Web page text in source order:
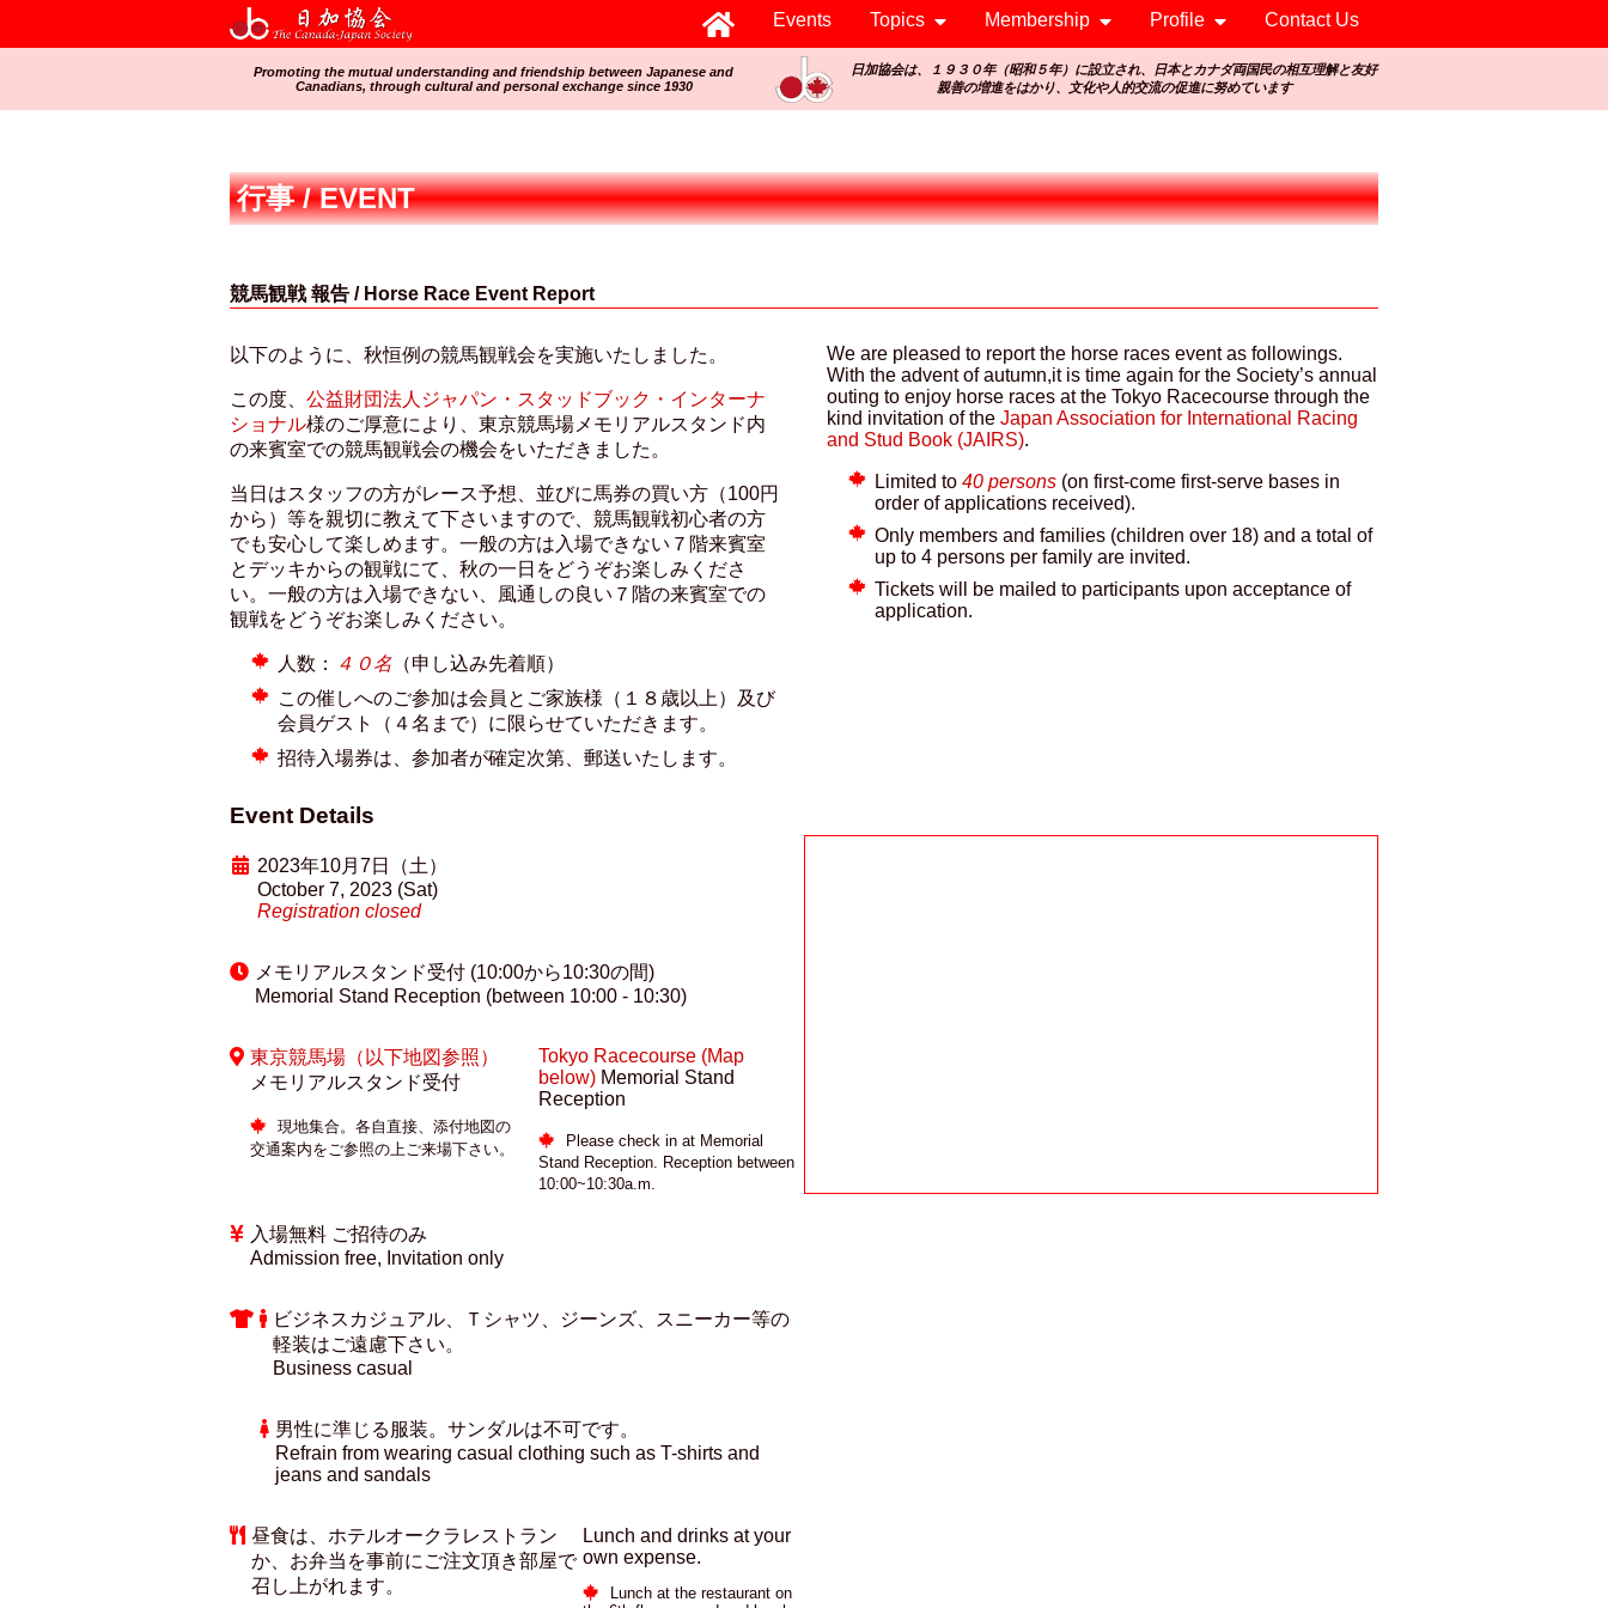
Events Topics Membership Profile Contact Us
Promoting the mutual understanding and friendship between Japanese and
Canadians, through cultural and personal exchange since 1930
日加協会は、１９３０年（昭和５年）に設立され、日本とカナダ両国民の相互理解と友好
親善の増進をはかり、文化や人的交流の促進に努めています
行事 / EVENT
競馬観戦 報告 / Horse Race Event Report
以下のように、秋恒例の競馬観戦会を実施いたしました。
この度、 公益財団法人ジャパン・スタッドブック・インターナ
ショナル様のご厚意により、東京競馬場メモリアルスタンド内
の来賓室での競馬観戦会の機会をいただきました。
当日はスタッフの方がレース予想、並びに馬券の買い方（100円
から）等を親切に教えて下さいますので、競馬観戦初心者の方
でも安心して楽しめます。一般の方は入場できない７階来賓室
とデッキからの観戦にて、秋の一日をどうぞお楽しみくださ
い。一般の方は入場できない、風通しの良い７階の来賓室での
観戦をどうぞお楽しみください。
人数： ４０名 （申し込み先着順）
この催しへのご参加は会員とご家族様（１８歳以上）及び
会員ゲスト（４名まで）に限らせていただきます。
招待入場券は、参加者が確定次第、郵送いたします。
We are pleased to report the horse races event as followings.
With the advent of autumn,it is time again for the Society’s annual
outing to enjoy horse races at the Tokyo Racecourse through the
kind invitation of theJapan Association for International Racing
and Stud Book (JAIRS).
Limited to40 persons (on first-come first-serve bases in
order of applications received).
Only members and families (children over 18) and a total of
up to 4 persons per family are invited.
Tickets will be mailed to participants upon acceptance of
application.
Event Details
2023年10月7日（土）
October 7, 2023 (Sat)
Registration closed
メモリアルスタンド受付 (10:00から10:30の間)
Memorial Stand Reception (between 10:00 - 10:30)
東京競馬場（以下地図参照）
メモリアルスタンド受付
現地集合。各自直接、添付地図の
交通案内をご参照の上ご来場下さい。
Tokyo Racecourse (Map
below)Memorial Stand
Reception
Please check in at Memorial
Stand Reception. Reception between
10:00~10:30a.m.
入場無料 ご招待のみ
Admission free, Invitation only
ビジネスカジュアル、Ｔシャツ、ジーンズ、スニーカー等の
軽装はご遠慮下さい。
Business casual
男性に準じる服装。サンダルは不可です。
Refrain from wearing casual clothing such as T-shirts and
jeans and sandals
昼食は、ホテルオークラレストラン
か、お弁当を事前にご注文頂き部屋で
召し上がれます。
Lunch and drinks at your
own expense.
Lunch at the restaurant on